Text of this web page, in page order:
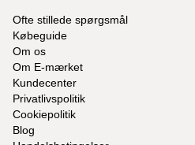
Ofte stillede spørgsmål
Købeguide
Om os
Om E-mærket
Kundecenter
Privatlivspolitik
Cookiepolitik
Blog